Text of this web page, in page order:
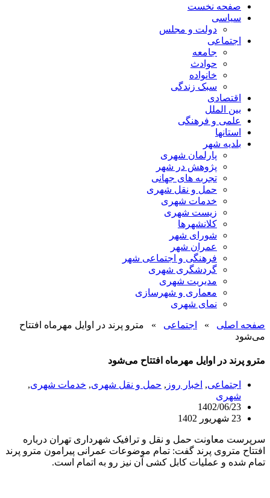
صفحه نخست
سیاسی
دولت و مجلس
اجتماعی
جامعه
حوادث
خانواده
سبک زندگی
اقتصادی
بین الملل
علمی و فرهنگی
استانها
بلدیه شهر
پارلمان شهری
پژوهش در شهر
تجربه های جهانی
حمل و نقل شهری
خدمات شهری
زیست شهری
کلانشهرها
شورای شهر
عمران شهر
فرهنگی و اجتماعی شهر
گردشگری شهری
مدیریت شهری
معماری و شهرسازی
نمای شهری
صفحه اصلی » اجتماعی » مترو پرند در اوایل مهرماه افتتاح
می‌شود
مترو پرند در اوایل مهرماه افتتاح می‌شود
اجتماعی, اخبار روز , حمل و نقل شهری, خدمات شهری,
شهری
1402/06/23
23 شهریور 1402
سرپرست معاونت حمل و نقل و ترافیک شهرداری تهران درباره
افتتاح متروی پرند گفت: تمام موضوعات عمرانی پیرامون مترو پرند
تمام شده و عملیات کابل کشی آن نیز رو به اتمام است.